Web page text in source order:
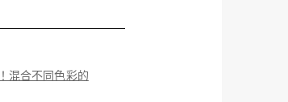
混合不同色彩的